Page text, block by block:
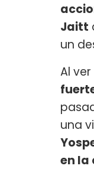
Jaitt
un
Al
una
en la